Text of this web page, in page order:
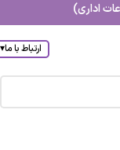
ارتباط با ما▾